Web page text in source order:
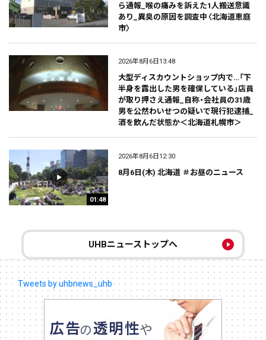
ら通報_喉の痛みを訴えた1人搬送意識
あり_異臭の原因を調査中〈北海道恵庭
市〉
2026年8月6日13:48
大型ディスカウントショップ内で…「下
半身を露出した男を確保している」店員
が取り押さえ通報_自称・会社員の31歳
男を公然わいせつの疑いで現行犯逮捕_
酒を飲んだ状態か＜北海道札幌市＞
01:48
2026年8月6日12:30
8月6日(木) 北海道 ＃お昼のニュース
UHBニューストップへ
Tweets by uhbnews_uhb